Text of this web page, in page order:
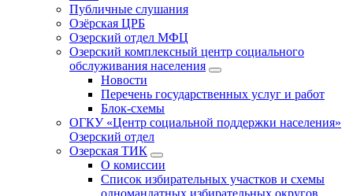
Публичные слушания
Озёрская ЦРБ
Озерский отдел МФЦ
Озерский комплексный центр социального
обслуживания населения
Новости
Перечень государственных услуг и работ
Блок-схемы
ОГКУ «Центр социальной поддержки населения»
Озерский отдел
Озерская ТИК
О комиссии
Список избирательных участков и схемы